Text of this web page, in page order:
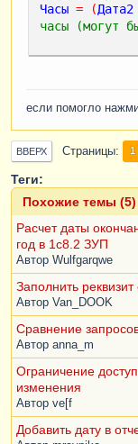
Часы = (Дата2
часы (могут
если помогло
ВВЕРХ Страницы 1
Теги:
Похожие темы (5)
Расчет даты
год в 1с8.2 ЗУП
Автор Wulfgarqwe
Заполнить
Автор Van_DOOK
Сравнение
Автор anna_m
Ограничение
изменения
Автор ve[f
Добавить дату в